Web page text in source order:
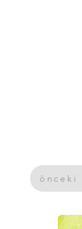
önceki